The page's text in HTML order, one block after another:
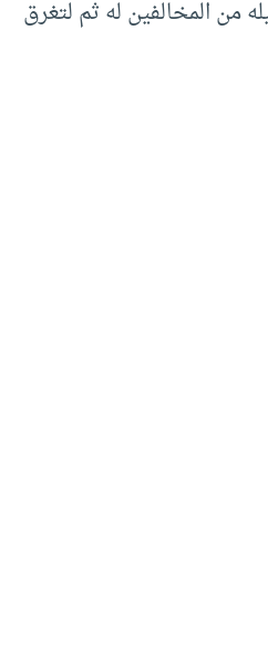
من المخالفين له ثم لتغرق